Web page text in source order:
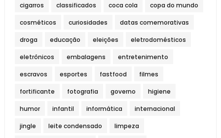
cigarros classificados coca cola copa do mundo
cosméticos curiosidades datas comemorativas
droga educação eleições eletrodomésticos
eletrônicos embalagens entretenimento
escravos esportes fastfood filmes
fortificante fotografia governo higiene
humor infantil informática internacional
jingle leite condensado limpeza